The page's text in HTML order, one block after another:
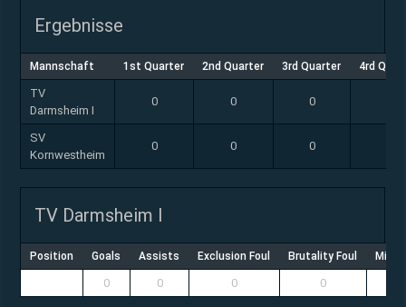
Ergebnisse
Mannschaft 1st Quarter 2nd Quarter 3rd Quarter 4rd
TV
Darmsheim I
0 0 0
SV
Kornwestheim
0 0 0
TV Darmsheim I
Position Goals Assists Exclusion Foul Brutality Foul
0 0 0 0